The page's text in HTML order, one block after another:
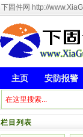
下固件网 http://
主页 安防报警
栏目列表